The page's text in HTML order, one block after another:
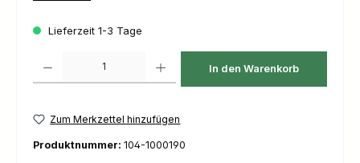
Lieferzeit 1-3 Tage
In den Warenkorb
Zum Merkzettel hinzufügen
Produktnummer: 104-1000190